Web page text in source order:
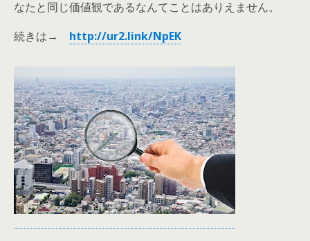
なたと同じ価値観であるなんてことはありえません。
続きは→ http://ur2.link/NpEK